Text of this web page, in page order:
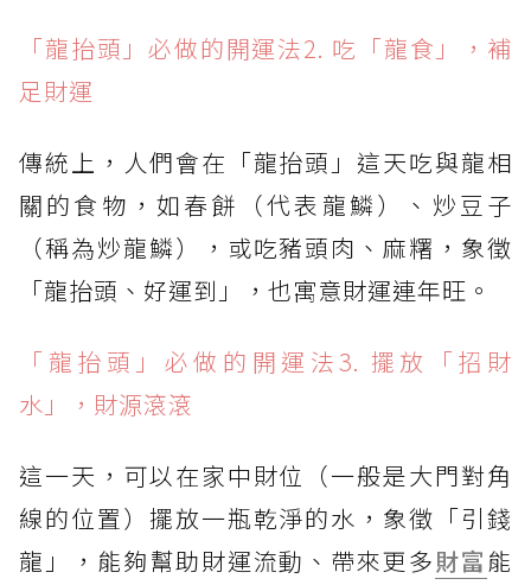
「龍抬頭」必做的開運法2. 吃「龍食」，補
足財運
傳統上，人們會在「龍抬頭」這天吃與龍相
關的食物，如春餅（代表龍鱗）、炒豆子
（稱為炒龍鱗），或吃豬頭肉、麻糬，象徵
「龍抬頭、好運到」，也寓意財運連年旺。
「龍抬頭」必做的開運法3. 擺放「招財
水」，財源滾滾
這一天，可以在家中財位（一般是大門對角
線的位置）擺放一瓶乾淨的水，象徵「引錢
龍」，能夠幫助財運流動、帶來更多財富能